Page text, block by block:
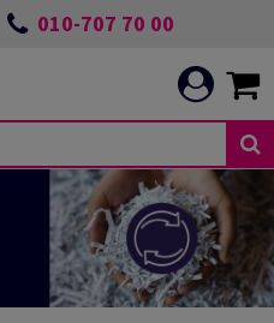
010-707 70 00